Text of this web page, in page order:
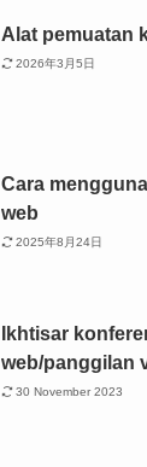
Alat pemuatan
2026年3月5日
Cara
web
2025年8月24日
Ikhtisar
web/panggilan
30 November 2023